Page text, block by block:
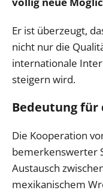
Er ist überzeugt,
nicht nur die
internationale
steigern wird.
Bedeutung für
Die Kooperation
bemerkenswerter
Austausch
mexikanischem